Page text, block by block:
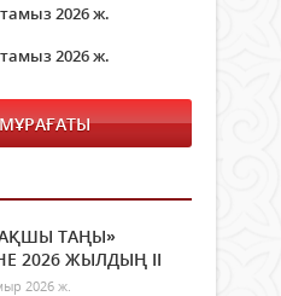
2026 ж.
2026 ж.
МҰРАҒАТЫ
ТАҢЫ»
2026 ЖЫЛДЫҢ ІI
2026 ж.